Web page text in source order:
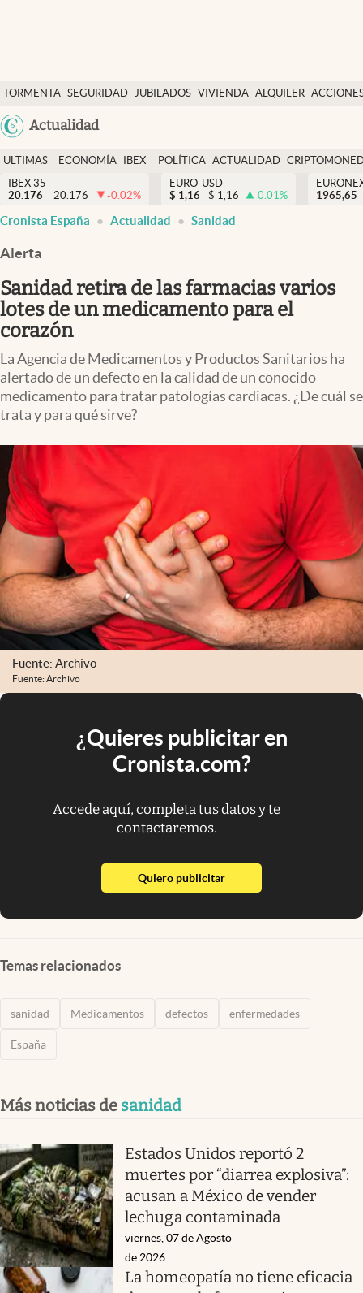
TORMENTA SEGURIDAD JUBILADOS VIVIENDA ALQUILER
USA
Actualidad
Economía y finanzas
Política
Actualidad
Criptomonedas
España
ULTIMAS
NOTICIAS
ECONOMÍA
FINANZAS
IBEX
EURO
POLÍTICA ACTUALIDAD
IBEX 35
20.176
20.176 -0.02%
EURO-USD
$ 1,16 $ 1,16 0.01%
1965,65
Cronista España Actualidad Sanidad
Alerta
Sanidad retira de las farmacias varios
lotes de un medicamento para el
corazón
La Agencia de Medicamentos y Productos Sanitarios ha
alertado de un defecto en la calidad de un conocido
medicamento para tratar patologías cardiacas. ¿De cuál se
trata y para qué sirve?
Fuente: Archivo
Fuente: Archivo
¿Quieres publicitar en
Cronista.com?
Accede aquí, completa tus datos y te
contactaremos.
Quiero publicitarabre en nueva pestaña
Temas relacionados
sanidad Medicamentos defectos enfermedades
España
Más noticias de sanidad
Estados Unidos reportó 2
muertes por “diarrea explosiva”:
acusan a México de vender
lechuga contaminada
viernes, 07 de Agosto
de 2026
La homeopatía no tiene eficacia